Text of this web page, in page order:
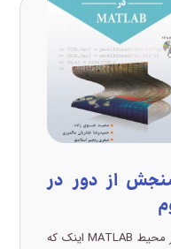
از دور در
کتاب پردازش تصاویر سنجش از دور در محیط MATLAB اینک که